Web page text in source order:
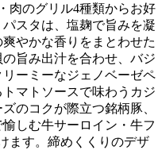
肉のグリル4種類からお好
スタは、塩麹で旨みを凝
やかな香りをまとわせた
旨み出汁を合わせ、バジ
ーミーなジェノベーゼペ
マトソースで味わうカジ
のコクが際立つ銘柄豚、
しむ牛サーロイン・牛フ
ます。締めくくりのデザ